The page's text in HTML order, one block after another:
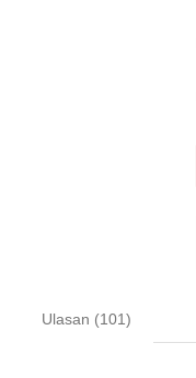
Ulasan (101)